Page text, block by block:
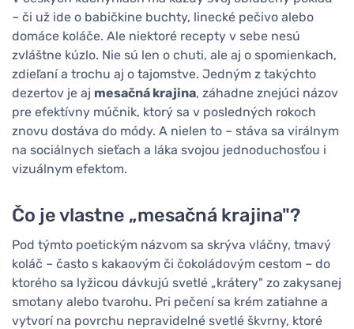
– či už ide o babičkine buchty, linecké pečivo alebo
domáce koláče. Ale niektoré recepty v sebe nesú
zvláštne kúzlo. Nie sú len o chuti, ale aj o spomienkach,
zdieľaní a trochu aj o tajomstve. Jedným z takýchto
dezertov je aj mesačná krajina, záhadne znejúci názov
pre efektívny múčnik, ktorý sa v posledných rokoch
znovu dostáva do módy. A nielen to – stáva sa virálnym
na sociálnych sieťach a láka svojou jednoduchosťou i
vizuálnym efektom.
Čo je vlastne „mesačná krajina"?
Pod týmto poetickým názvom sa skrýva vláčny, tmavý
koláč – často s kakaovým či čokoládovým cestom – do
ktorého sa lyžicou dávkujú svetlé „krátery" zo zakysanej
smotany alebo tvarohu. Pri pečení sa krém zatiahne a
vytvorí na povrchu nepravidelné svetlé škvrny, ktoré